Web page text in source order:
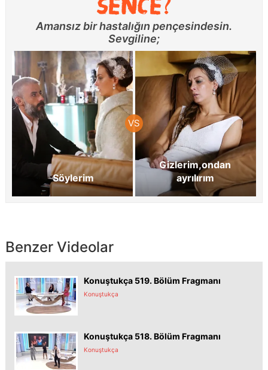
Amansız bir hastalığın pençesindesin.
Sevgiline;
Söylerim
Gizlerim,ondan
ayrılırım
Benzer Videolar
Konuştukça 519. Bölüm Fragmanı
Konuştukça
Konuştukça 518. Bölüm Fragmanı
Konuştukça